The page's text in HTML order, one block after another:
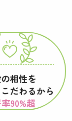
相性を
だわるから
90%超